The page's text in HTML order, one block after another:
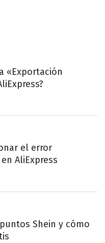
«Exportación
el error
AliExpress
Shein y cómo